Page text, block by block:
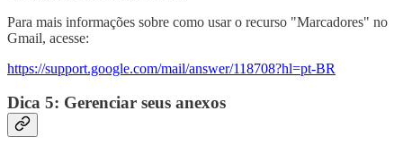
Para mais informações sobre como usar o recurso "Marcadores" no
Gmail, acesse:
https://support.google.com/mail/answer/118708?hl=pt-BR
Dica 5: Gerenciar seus anexos